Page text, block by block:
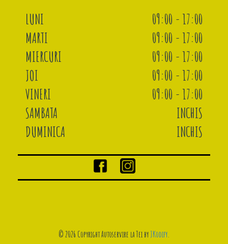
LUNI
09:00 - 17:00
MARTI
09:00 - 17:00
MIERCURI
09:00 - 17:00
JOI
09:00 - 17:00
VINERI
09:00 - 17:00
SAMBATA
INCHIS
DUMINICA
INCHIS
© 2026 Copyright Autoservire la Tei byJKodify.